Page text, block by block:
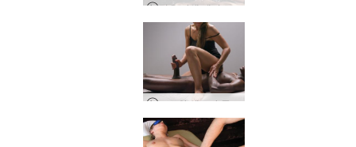
젖은 야생 페니스 마사지
고로와 엘로나 금지된 과일 마사지